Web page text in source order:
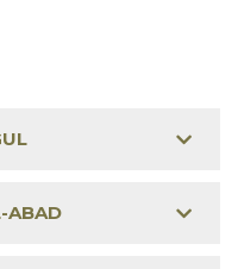
ABAD